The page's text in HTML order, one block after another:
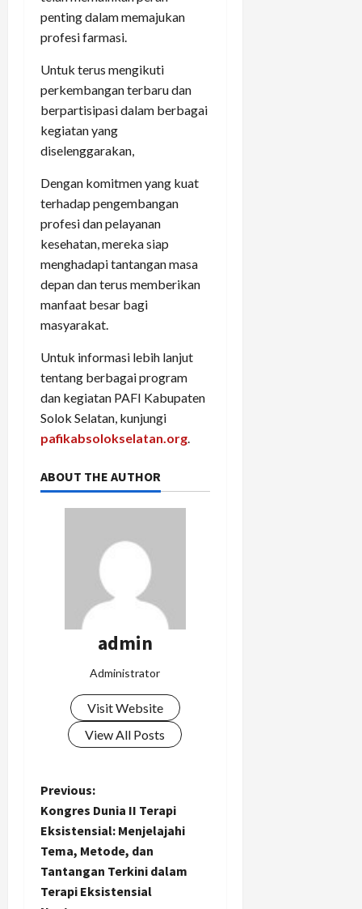
penting dalam memajukan
profesi farmasi.
Untuk terus mengikuti
perkembangan terbaru dan
berpartisipasi dalam berbagai
kegiatan yang
diselenggarakan,
Dengan komitmen yang kuat
terhadap pengembangan
profesi dan pelayanan
kesehatan, mereka siap
menghadapi tantangan masa
depan dan terus memberikan
manfaat besar bagi
masyarakat.
Untuk informasi lebih lanjut
tentang berbagai program
dan kegiatan PAFI Kabupaten
Solok Selatan, kunjungi
pafikabsolokselatan.org.
ABOUT THE AUTHOR
admin
Administrator
Visit Website
View All Posts
P
o
s
t
Previous:
Kongres Dunia II Terapi
Eksistensial: Menjelajahi
Tema, Metode, dan
Tantangan Terkini dalam
Terapi Eksistensial